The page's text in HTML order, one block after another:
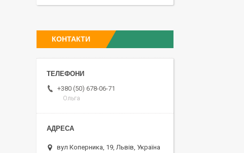
КОНТАКТИ
+380 (50) 678-06-71
Ольга
вул Коперника, 19, Львів, Україна